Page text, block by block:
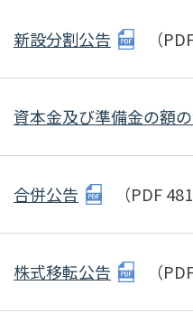
新設分割公告 （
資本金及び準備金の額
合併公告 （PDF
株式移転公告 （